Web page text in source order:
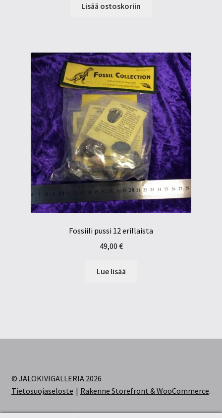
Lisää ostoskoriin
Fossiili pussi 12 erillaista
49,00 €
Lue lisää
© JALOKIVIGALLERIA 2026
Tietosuojaseloste
Rakenne Storefront & WooCommerce.